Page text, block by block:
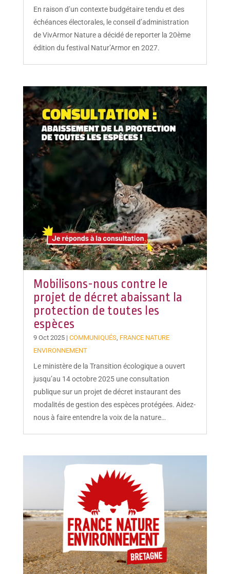
En raison d’un contexte budgétaire tendu et des
échéances électorales, le conseil d’administration
de VivArmor Nature a décidé de reporter la 20ème
édition du festival Natur’Armor en 2027.
Mobilisons-nous contre le
projet de décret abaissant la
protection de toutes les
espèces
9 Oct 2025| COMMUNIQUÉS, FRANCE NATURE
ENVIRONNEMENT
Le ministère de la Transition écologique a ouvert
jusqu’au 14 octobre 2025 une consultation
publique sur un projet de décret instaurant des
modalités de gestion des espèces protégées. Aidez-
nous à faire entendre la voix de la nature…